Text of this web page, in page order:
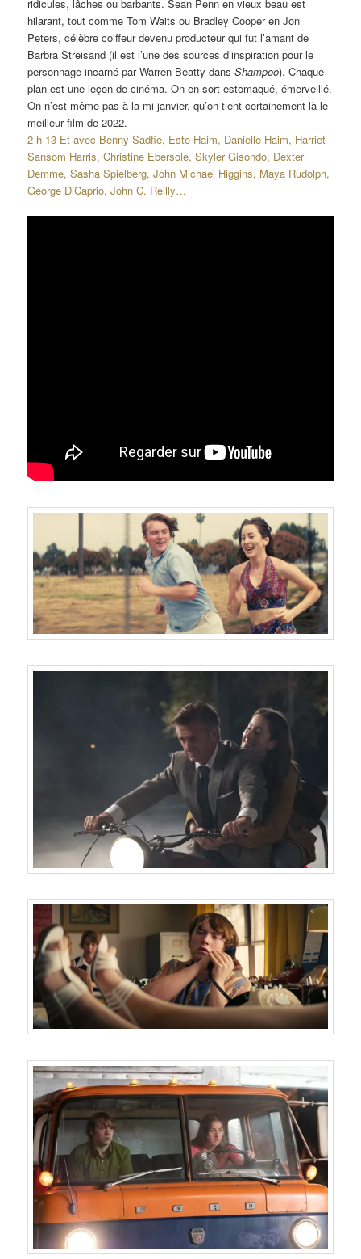
ridicules, lâches ou barbants. Sean Penn en vieux beau est
hilarant, tout comme Tom Waits ou Bradley Cooper en Jon
Peters, célèbre coiffeur devenu producteur qui fut l’amant de
Barbra Streisand (il est l’une des sources d’inspiration pour le
personnage incarné par Warren Beatty dansShampoo). Chaque
plan est une leçon de cinéma. On en sort estomaqué, émerveillé.
On n’est même pas à la mi-janvier, qu’on tient certainement là le
meilleur film de 2022.
2 h 13 Et avec Benny Sadfie, Este Haim, Danielle Haim, Harriet
Sansom Harris, Christine Ebersole, Skyler Gisondo, Dexter
Demme, Sasha Spielberg, John Michael Higgins, Maya Rudolph,
George DiCaprio, John C. Reilly…